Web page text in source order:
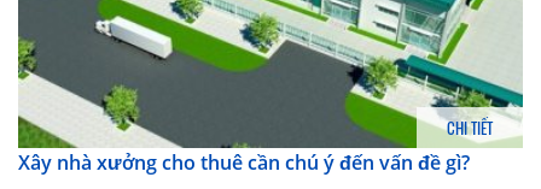
CHI TIẾT
Xây nhà xưởng cho thuê cần chú ý đến vấn đề gì?